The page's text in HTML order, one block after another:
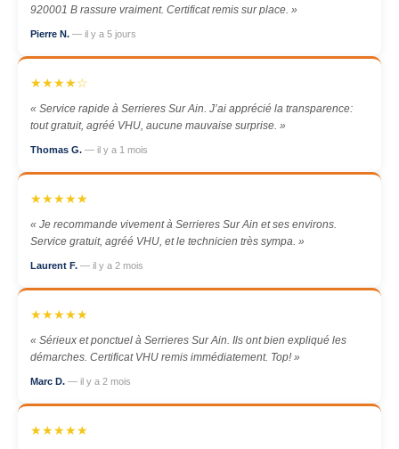
920001 B rassure vraiment. Certificat remis sur place. »
Pierre N. — il y a 5 jours
★★★★☆
« Service rapide à Serrieres Sur Ain. J’ai apprécié la transparence:
tout gratuit, agréé VHU, aucune mauvaise surprise. »
Thomas G. — il y a 1 mois
★★★★★
« Je recommande vivement à Serrieres Sur Ain et ses environs.
Service gratuit, agréé VHU, et le technicien très sympa. »
Laurent F. — il y a 2 mois
★★★★★
« Sérieux et ponctuel à Serrieres Sur Ain. Ils ont bien expliqué les
démarches. Certificat VHU remis immédiatement. Top! »
Marc D. — il y a 2 mois
★★★★★